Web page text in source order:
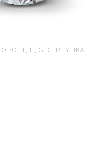
IF, G, CERTYFIKAT